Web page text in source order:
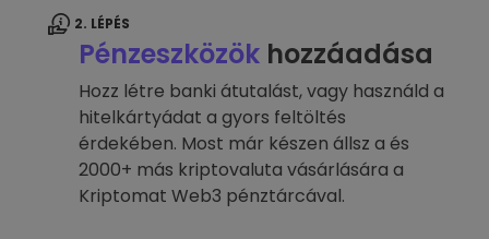
2. LÉPÉS
Pénzeszközök hozzáadása
Hozz létre banki átutalást, vagy használd a
hitelkártyádat a gyors feltöltés
érdekében. Most már készen állsz a és
2000+ más kriptovaluta vásárlására a
Kriptomat Web3 pénztárcával.